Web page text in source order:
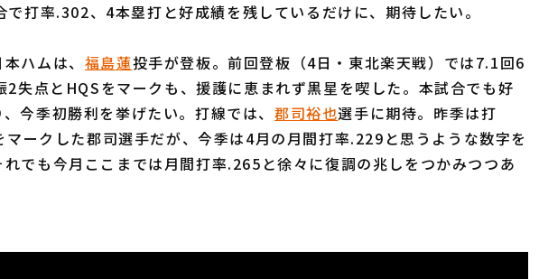
で打率.302、4本塁打と好成績を残しているだけに、期待したい。
ハムは、 福島蓮投手が登板。前回登板（4日・東北楽天戦）では7.1回6
2失点とHQSをマークも、援護に恵まれず黒星を喫した。本試合でも好
今季初勝利を挙げたい。打線では、郡司裕也選手に期待。昨季は打
ークした郡司選手だが、今季は4月の月間打率.229と思うような数字を
でも今月ここまでは月間打率.265と徐々に復調の兆しをつかみつつあ